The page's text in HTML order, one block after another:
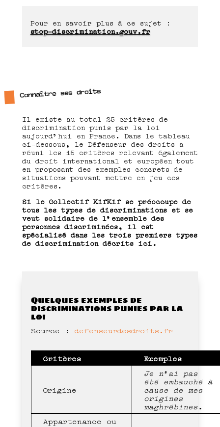
Pour en savoir plus à ce sujet :
stop-discrimination.gouv.fr
Connaître ses droits
Il existe au total 25 critères de
discrimination punis par la loi
aujourd’hui en France. Dans le tableau
ci-dessous, le Défenseur des droits a
réuni les 15 critères relevant également
du droit international et européen tout
en proposant des exemples concrets de
situations pouvant mettre en jeu ces
critères.
Si le Collectif KifKif se préoccupe de
tous les types de discriminations et se
veut solidaire de l’ensemble des
personnes discriminées, il est
spécialisé dans les trois premiers types
de discrimination décrits ici.
Quelques exemples de
discriminations punies par la
loi
Source : defenseurdesdroits.fr
Critères Exemples
Origine
Je n’ai pas
été embauché à
cause de mes
origines
maghrébines.
Appartenance ou